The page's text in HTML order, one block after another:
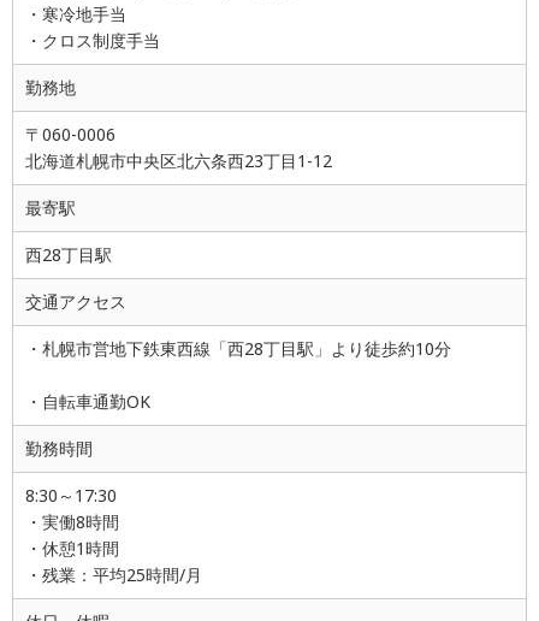
・寒冷地手当
・クロス制度手当
勤務地
〒060-0006
北海道札幌市中央区北六条西23丁目1-12
最寄駅
西28丁目駅
交通アクセス
・札幌市営地下鉄東西線「西28丁目駅」より徒歩約10分
・自転車通勤OK
勤務時間
8:30～17:30
・実働8時間
・休憩1時間
・残業：平均25時間/月